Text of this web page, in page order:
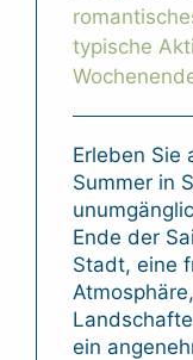
typische
Erleben Sie
Summer in
Ende der
Stadt, eine
ein